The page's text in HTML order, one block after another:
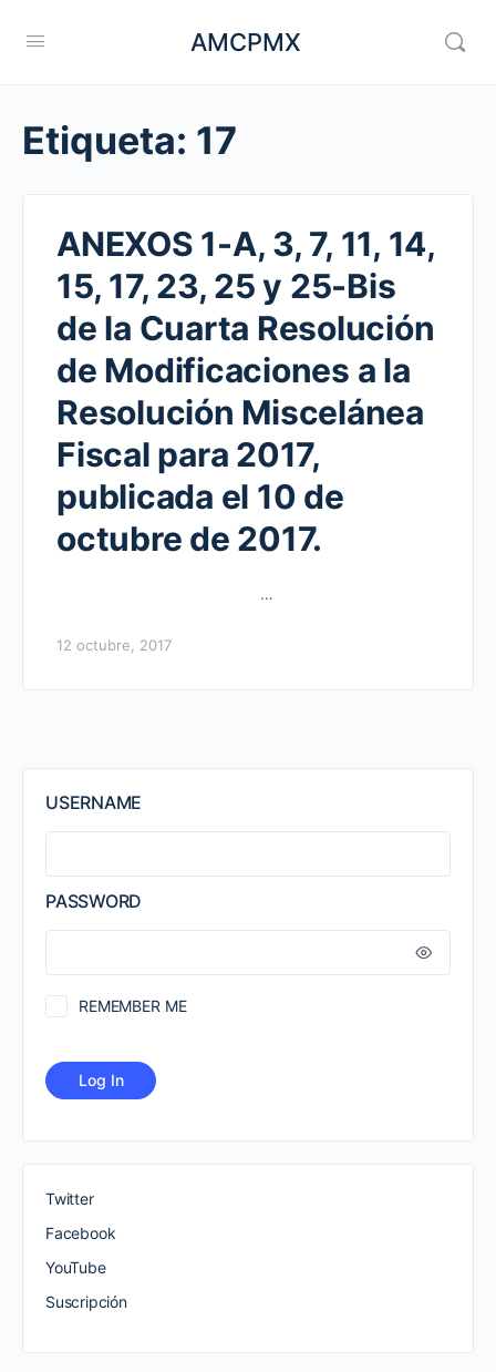
AMCPMX
Etiqueta: 17
ANEXOS 1-A, 3, 7, 11, 14,
15, 17, 23, 25 y 25-Bis
de la Cuarta Resolución
de Modificaciones a la
Resolución Miscelánea
Fiscal para 2017,
publicada el 10 de
octubre de 2017.
…
12 octubre, 2017
USERNAME
PASSWORD
REMEMBER ME
Twitter
Facebook
YouTube
Suscripción